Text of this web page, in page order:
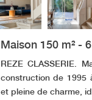
Maison 150 m² -
REZE CLASSERIE.
construction de 1995
et pleine de charme,